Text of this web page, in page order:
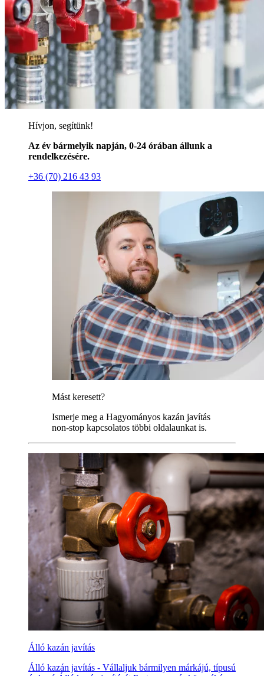
Hívjon, segítünk!
Az év bármelyik napján, 0-24 órában állunk a
rendelkezésére.
+36 (70) 216 43 93
Mást keresett?
Ismerje meg a Hagyományos kazán javítás
non-stop kapcsolatos többi oldalaunkat is.
Álló kazán javítás
Álló kazán javítás - Vállaljuk bármilyen márkájú, típusú